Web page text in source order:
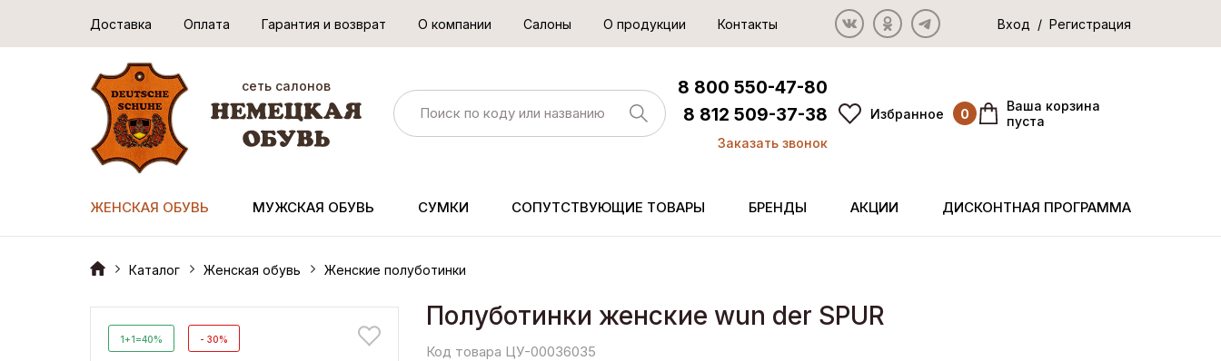
Доставка Оплата Гарантия и возврат О компании Салоны О продукции Контакты Вход / Регистрация
сеть салонов
8 800 550-47-80
8 812 509-37-38
Заказать звонок
Избранное 0
Ваша корзина
пуста
ЖЕНСКАЯ ОБУВЬ МУЖСКАЯ ОБУВЬ СУМКИ СОПУТСТВУЮЩИЕ ТОВАРЫ БРЕНДЫ АКЦИИ ДИСКОНТНАЯ ПРОГРАММА
Каталог Женская обувь Женские полуботинки
1+1=40% - 30%
Полуботинки женские wun der SPUR
Код товара ЦУ-00036035